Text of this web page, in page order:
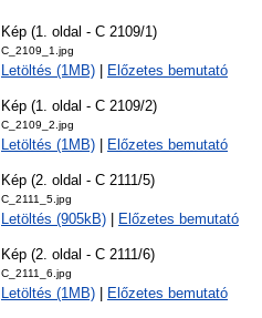
Kép (1. oldal - C 2109/1)
C_2109_1.jpg
Letöltés (1MB) Előzetes bemutató
Kép (1. oldal - C 2109/2)
C_2109_2.jpg
Letöltés (1MB) Előzetes bemutató
Kép (2. oldal - C 2111/5)
C_2111_5.jpg
Letöltés (905kB) Előzetes bemutató
Kép (2. oldal - C 2111/6)
C_2111_6.jpg
Letöltés (1MB) Előzetes bemutató